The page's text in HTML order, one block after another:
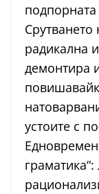
Срутването
радикална
демонтира
устоите с